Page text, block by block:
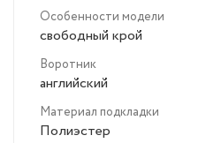
Особенности модели
свободный крой
Воротник
английский
Материал подкладки
Полиэстер